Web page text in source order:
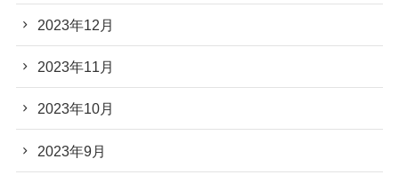
2023年12月
2023年11月
2023年10月
2023年9月